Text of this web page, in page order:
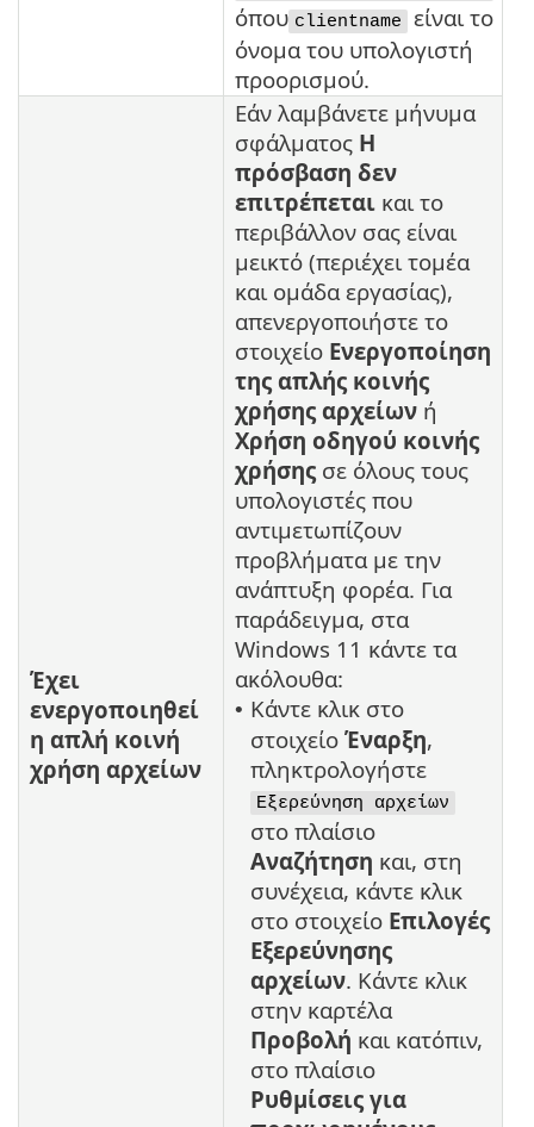
όπου clientname
είναι το
όνομα του υπολογιστή
προορισμού.
Έχει
ενεργοποιηθεί
η απλή κοινή
χρήση αρχείων
Εάν λαμβάνετε μήνυμα
σφάλματος Η
πρόσβαση δεν
επιτρέπεται και το
περιβάλλον σας είναι
μεικτό (περιέχει τομέα
και ομάδα εργασίας),
απενεργοποιήστε το
στοιχείο Ενεργοποίηση
της απλής κοινής
χρήσης αρχείων ή
Χρήση οδηγού κοινής
χρήσης σε όλους τους
υπολογιστές που
αντιμετωπίζουν
προβλήματα με την
ανάπτυξη φορέα. Για
παράδειγμα, στα
Windows 11 κάντε τα
ακόλουθα:
• Κάντε κλικ στο
στοιχείο Έναρξη,
πληκτρολογήστε
Εξερεύνηση αρχείων
στο πλαίσιο
Αναζήτηση και, στη
συνέχεια, κάντε κλικ
στο στοιχείο Επιλογές
Εξερεύνησης
αρχείων. Κάντε κλικ
στην καρτέλα
Προβολή και κατόπιν,
στο πλαίσιο
Ρυθμίσεις για